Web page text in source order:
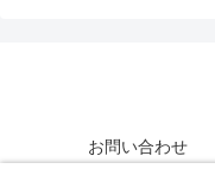
お問い合わせ